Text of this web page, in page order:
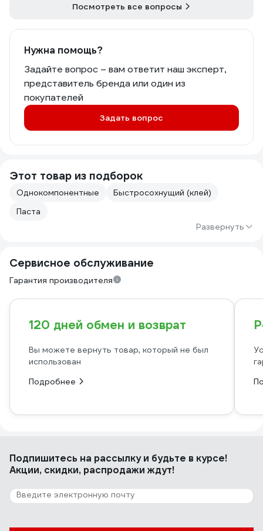
Посмотреть все вопросы
Нужна помощь?
Задайте вопрос – вам ответит наш эксперт,
представитель бренда или один из
покупателей
Задать вопрос
Этот товар из подборок
Однокомпонентные
Быстросохнущий (клей)
Паста
Развернуть
Сервисное обслуживание
Гарантия производителя
120 дней обмен и возврат
Вы можете вернуть товар, который не был
использован
Подробнее
Подпишитесь на рассылкуи будьте в курсе!
Акции, скидки, распродажи ждут!